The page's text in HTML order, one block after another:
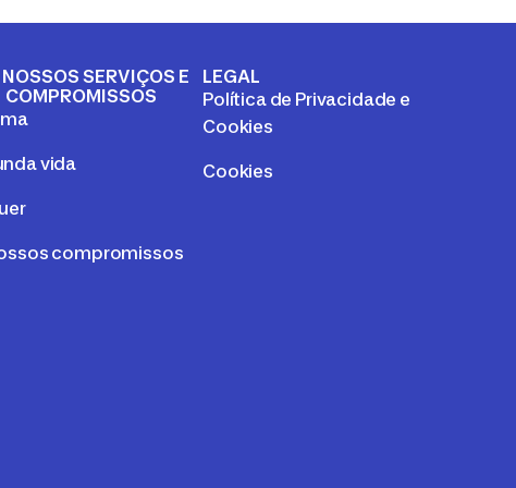
SERVIÇOS E
COMPROMISSOS
vida
compromissos
LEGAL
Política de Privacidade e
Cookies
Cookies